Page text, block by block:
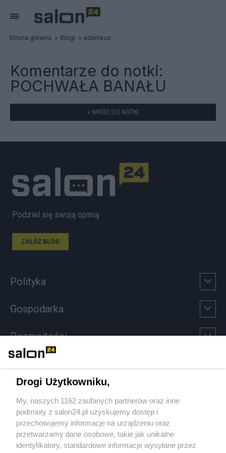
Strona główna Blogi adamkuz
Komentarze do notki:
POCHWAŁA BANAŁU
« WRÓĆ DO NOTKI
Podziel się swoją opinią
ZAŁÓŻ BLOG
Polityka
Gospodarka
Rozmaitości
Sport
Społeczeństwo
Kultura
Drogi Użytkowniku,
My, naszych 1162 zaufanych partnerów oraz inne
podmioty z salon24.pl uzyskujemy dostęp i
przechowujemy informacje na urządzeniu oraz
przetwarzamy dane osobowe, takie jak unikalne
identyfikatory, standardowe informacje wysyłane przez